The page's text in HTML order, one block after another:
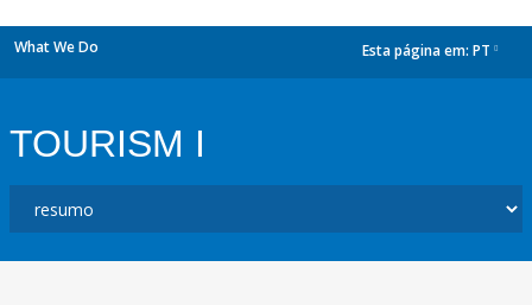
What We Do Esta página em: PT
TOURISM I